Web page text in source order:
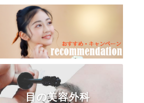
目の美容外科